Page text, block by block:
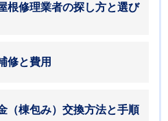
根修理業者の探し方と選び
修と費用
（棟包み）交換方法と手順